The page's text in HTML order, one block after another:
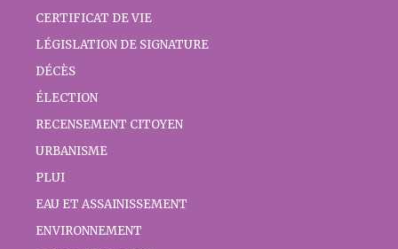
CERTIFICAT DE VIE
LÉGISLATION DE SIGNATURE
DÉCÈS
ÉLECTION
RECENSEMENT CITOYEN
URBANISME
PLUI
EAU ET ASSAINISSEMENT
ENVIRONNEMENT